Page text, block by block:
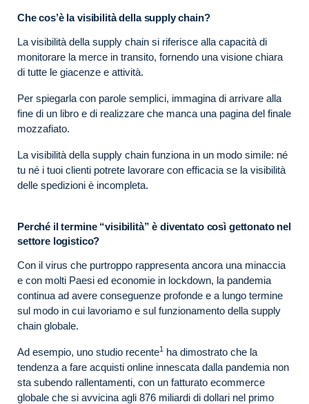
Che cos’è la visibilità della supply chain?
La visibilità della supply chain si riferisce alla capacità di
monitorare la merce in transito, fornendo una visione chiara
di tutte le giacenze e attività.
Per spiegarla con parole semplici, immagina di arrivare alla
fine di un libro e di realizzare che manca una pagina del finale
mozzafiato.
La visibilità della supply chain funziona in un modo simile: né
tu né i tuoi clienti potrete lavorare con efficacia se la visibilità
delle spedizioni è incompleta.
Perché il termine “visibilità” è diventato così gettonato nel
settore logistico?
Con il virus che purtroppo rappresenta ancora una minaccia
e con molti Paesi ed economie in lockdown, la pandemia
continua ad avere conseguenze profonde e a lungo termine
sul modo in cui lavoriamo e sul funzionamento della supply
chain globale.
Ad esempio, uno studio recente1
ha dimostrato che la
tendenza a fare acquisti online innescata dalla pandemia non
sta subendo rallentamenti, con un fatturato ecommerce
globale che si avvicina agli 876 miliardi di dollari nel primo